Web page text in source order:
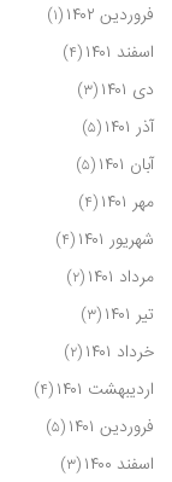
فروردین ۱۴۰۲ (۱)
اسفند ۱۴۰۱ (۴)
دی ۱۴۰۱ (۳)
آذر ۱۴۰۱ (۵)
آبان ۱۴۰۱ (۵)
مهر ۱۴۰۱ (۴)
شهریور ۱۴۰۱ (۴)
مرداد ۱۴۰۱ (۲)
تیر ۱۴۰۱ (۳)
خرداد ۱۴۰۱ (۲)
اردیبهشت ۱۴۰۱ (۴)
فروردین ۱۴۰۱ (۵)
اسفند ۱۴۰۰ (۳)